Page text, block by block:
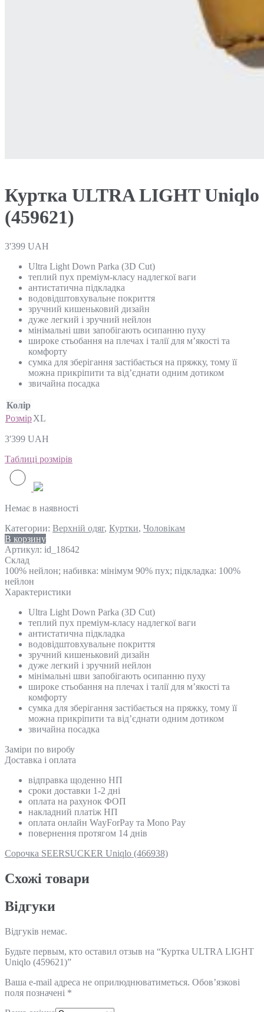
Куртка ULTRA LIGHT Uniqlo
(459621)
3'399 UAH
Ultra Light Down Parka (3D Cut)
теплий пух преміум-класу надлегкої ваги
антистатична підкладка
водовідштовхувальне покриття
зручний кишеньковий дизайн
дуже легкий і зручний нейлон
мінімальні шви запобігають осипанню пуху
широке стьобання на плечах і талії для м’якості та
комфорту
сумка для зберігання застібається на пряжку, тому її
можна прикріпити та від’єднати одним дотиком
звичайна посадка
Колір
РозмірXL
3'399 UAH
Таблиці розмірів
Немає в наявності
Категории: Верхній одяг, Куртки, Чоловікам
В корзину
Артикул: id_18642
Склад
100% нейлон; набивка: мінімум 90% пух; підкладка: 100%
нейлон
Характеристики
Ultra Light Down Parka (3D Cut)
теплий пух преміум-класу надлегкої ваги
антистатична підкладка
водовідштовхувальне покриття
зручний кишеньковий дизайн
дуже легкий і зручний нейлон
мінімальні шви запобігають осипанню пуху
широке стьобання на плечах і талії для м’якості та
комфорту
сумка для зберігання застібається на пряжку, тому її
можна прикріпити та від’єднати одним дотиком
звичайна посадка
Замiри по виробу
Доставка і оплата
відправка щоденно НП
сроки доставки 1-2 дні
оплата на рахунок ФОП
накладний платіж НП
оплата онлайн WayForPay та Mono Pay
повернення протягом 14 днів
Сорочка SEERSUCKER Uniqlo (466938)
Схожi товари
Відгуки
Відгуків немає.
Будьте первым, кто оставил отзыв на “Куртка ULTRA LIGHT
Uniqlo (459621)”
Ваша e-mail адреса не оприлюднюватиметься. Обов’язкові
поля позначені *